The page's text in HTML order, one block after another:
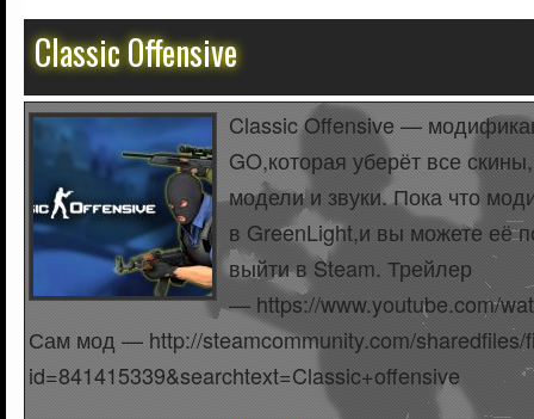
Classic Offensive
Classic Offensive —
GO,которая уберёт все
модели и звуки. Пока что
в GreenLight,и вы можете её
выйти в Steam. Трейлер
— https://www.youtube.com/
Сам мод — http://steamcommunity.com/sharedfiles/
id=841415339&searchtext=Classic+offensive